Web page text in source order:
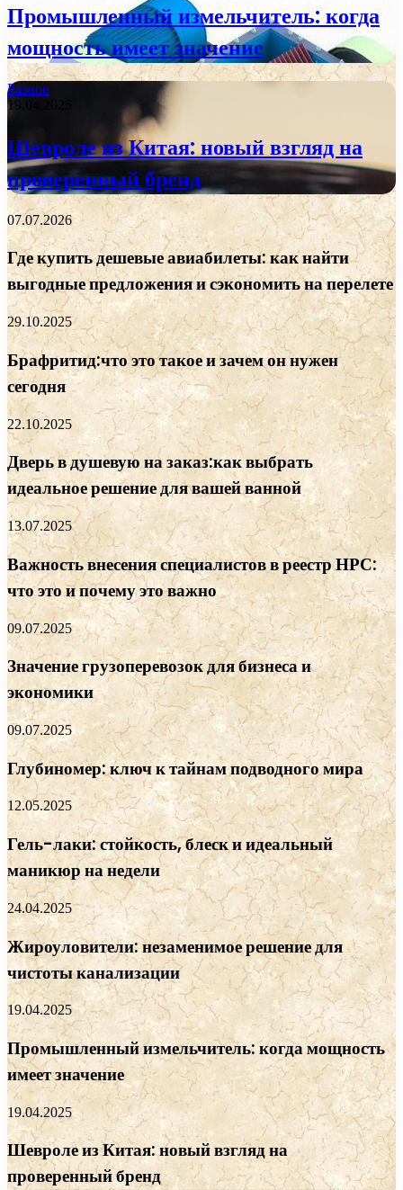
Промышленный измельчитель: когда
мощность имеет значение
Разное
19.04.2025
Шевроле из Китая: новый взгляд на
проверенный бренд
07.07.2026
Где купить дешевые авиабилеты: как найти
выгодные предложения и сэкономить на перелете
29.10.2025
Брафритид:что это такое и зачем он нужен
сегодня
22.10.2025
Дверь в душевую на заказ:как выбрать
идеальное решение для вашей ванной
13.07.2025
Важность внесения специалистов в реестр НРС:
что это и почему это важно
09.07.2025
Значение грузоперевозок для бизнеса и
экономики
09.07.2025
Глубиномер: ключ к тайнам подводного мира
12.05.2025
Гель-лаки: стойкость, блеск и идеальный
маникюр на недели
24.04.2025
Жироуловители: незаменимое решение для
чистоты канализации
19.04.2025
Промышленный измельчитель: когда мощность
имеет значение
19.04.2025
Шевроле из Китая: новый взгляд на
проверенный бренд